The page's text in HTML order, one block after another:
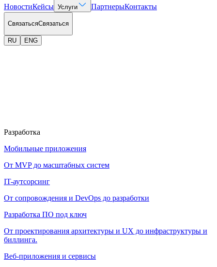
НовостиКейсы Услуги ПартнерыКонтакты
СвязатьсяСвязаться
RU ENG
Разработка
Мобильные приложения
От MVP до масштабных систем
IT-аутсорсинг
От сопровождения и DevOps до разработки
Разработка ПО под ключ
От проектирования архитектуры и UX до инфраструктуры и
биллинга.
Веб-приложения и сервисы